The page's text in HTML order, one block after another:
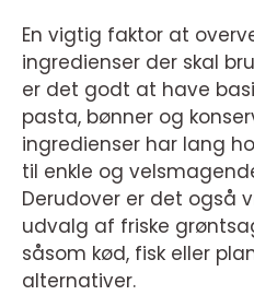
En vigtig faktor at
ingredienser der skal
er det godt at have
pasta, bønner og
ingredienser har lang
til enkle og
Derudover er det også
udvalg af friske
såsom kød, fisk eller
alternativer.